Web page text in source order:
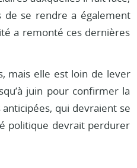
de se rendre a également
a remonté ces dernières
mais elle est loin de lever
juin pour confirmer la
qui devraient se
politique devrait perdurer